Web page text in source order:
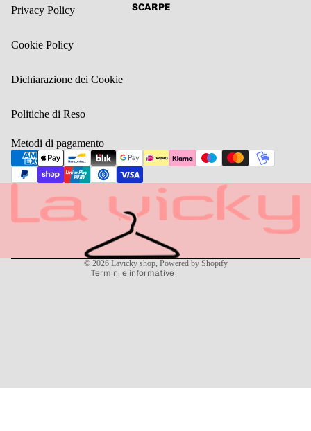
SCARPE
Privacy Policy
Cookie Policy
Dichiarazione dei Cookie
Politiche di Reso
Metodi di pagamento
© 2026 Lavicky shop, Powered by Shopify
Termini e informative
Informativa sulla privacy
Termini e condizioni del servizio
Informativa sulle spedizioni